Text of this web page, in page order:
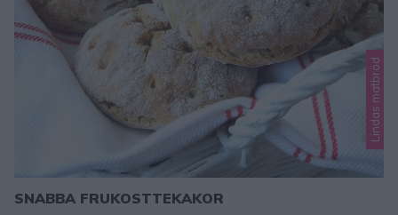
Lindas matbröd
SNABBA FRUKOSTTEKAKOR